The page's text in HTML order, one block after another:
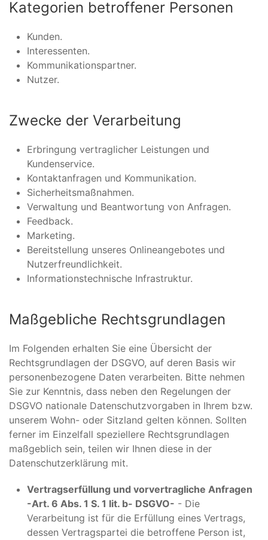
Kategorien betroffener Personen
Kunden.
Interessenten.
Kommunikationspartner.
Nutzer.
Zwecke der Verarbeitung
Erbringung vertraglicher Leistungen und
Kundenservice.
Kontaktanfragen und Kommunikation.
Sicherheitsmaßnahmen.
Verwaltung und Beantwortung von Anfragen.
Feedback.
Marketing.
Bereitstellung unseres Onlineangebotes und
Nutzerfreundlichkeit.
Informationstechnische Infrastruktur.
Maßgebliche Rechtsgrundlagen
Im Folgenden erhalten Sie eine Übersicht der
Rechtsgrundlagen der DSGVO, auf deren Basis wir
personenbezogene Daten verarbeiten. Bitte nehmen
Sie zur Kenntnis, dass neben den Regelungen der
DSGVO nationale Datenschutzvorgaben in Ihrem bzw.
unserem Wohn- oder Sitzland gelten können. Sollten
ferner im Einzelfall speziellere Rechtsgrundlagen
maßgeblich sein, teilen wir Ihnen diese in der
Datenschutzerklärung mit.
Vertragserfüllung und vorvertragliche Anfragen
-Art. 6 Abs. 1 S. 1 lit. b- DSGVO- - Die
Verarbeitung ist für die Erfüllung eines Vertrags,
dessen Vertragspartei die betroffene Person ist,